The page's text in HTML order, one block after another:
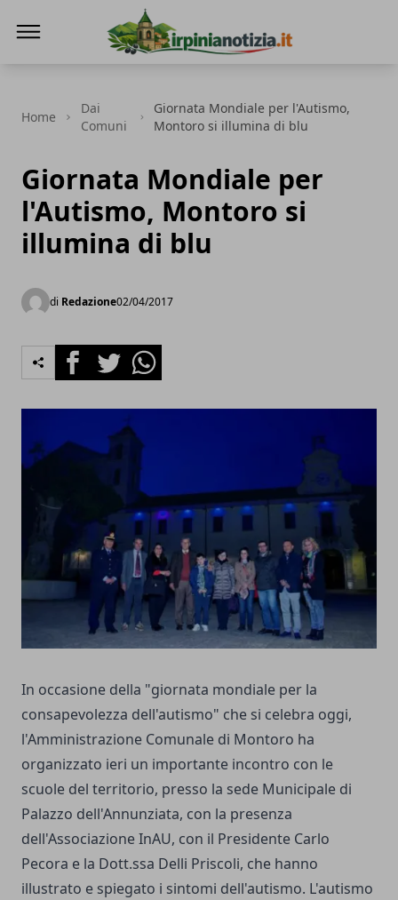
Home
Dai
Comuni
Giornata Mondiale per l'Autismo,
Montoro si illumina di blu
Giornata Mondiale per
l'Autismo, Montoro si
illumina di blu
di Redazione02/04/2017
FacebookTwitterWhatsapp
In occasione della "giornata mondiale per la
consapevolezza dell'autismo" che si celebra oggi,
l'Amministrazione Comunale di Montoro ha
organizzato ieri un importante incontro con le
scuole del territorio, presso la sede Municipale di
Palazzo dell'Annunziata, con la presenza
dell'Associazione InAU, con il Presidente Carlo
Pecora e la Dott.ssa Delli Priscoli, che hanno
illustrato e spiegato i sintomi dell'autismo. L'autismo